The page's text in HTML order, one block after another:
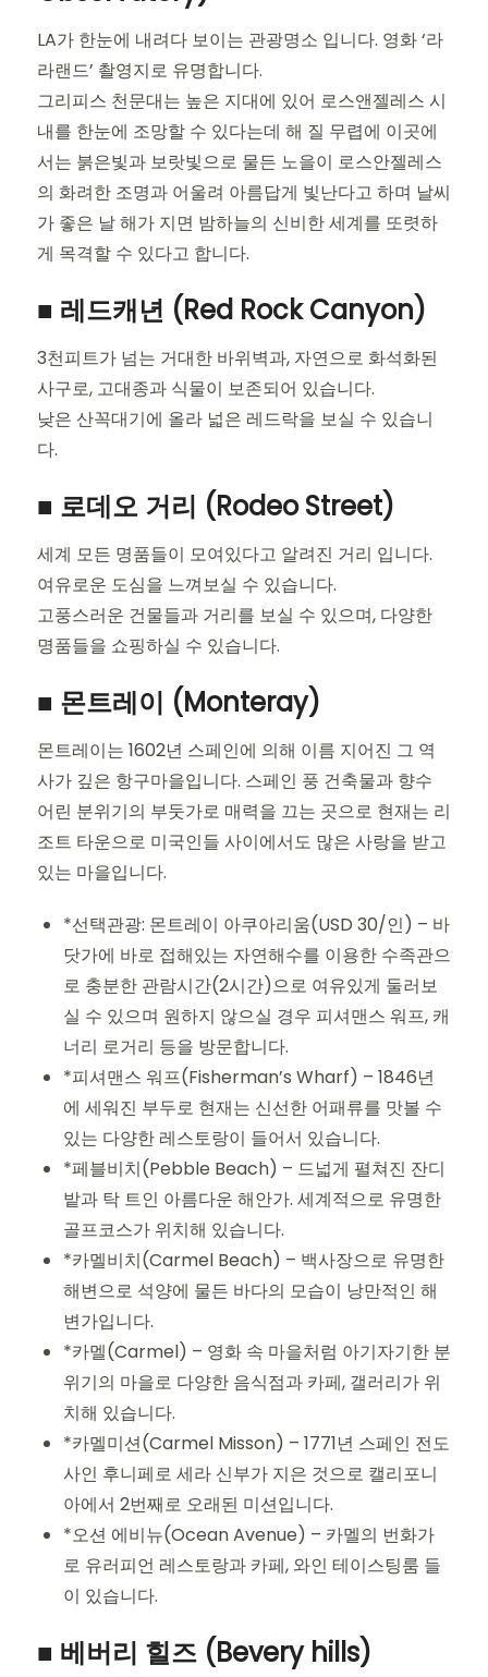
LA가 한눈에 내려다 보이는 관광명소 입니다. 영화 ‘라
라랜드’ 촬영지로 유명합니다.
그리피스 천문대는 높은 지대에 있어 로스앤젤레스 시
내를 한눈에 조망할 수 있다는데 해 질 무렵에 이곳에
서는 붉은빛과 보랏빛으로 물든 노을이 로스안젤레스
의 화려한 조명과 어울려 아름답게 빛난다고 하며 날씨
가 좋은 날 해가 지면 밤하늘의 신비한 세계를 또렷하
게 목격할 수 있다고 합니다.
■ 레드캐년 (Red Rock Canyon)
3천피트가 넘는 거대한 바위벽과, 자연으로 화석화된
사구로, 고대종과 식물이 보존되어 있습니다.
낮은 산꼭대기에 올라 넓은 레드락을 보실 수 있습니
다.
■ 로데오 거리 (Rodeo Street)
세계 모든 명품들이 모여있다고 알려진 거리 입니다.
여유로운 도심을 느껴보실 수 있습니다.
고풍스러운 건물들과 거리를 보실 수 있으며, 다양한
명품들을 쇼핑하실 수 있습니다.
■ 몬트레이 (Monteray)
몬트레이는 1602년 스페인에 의해 이름 지어진 그 역
사가 깊은 항구마을입니다. 스페인 풍 건축물과 향수
어린 분위기의 부둣가로 매력을 끄는 곳으로 현재는 리
조트 타운으로 미국인들 사이에서도 많은 사랑을 받고
있는 마을입니다.
*선택관광: 몬트레이 아쿠아리움(USD 30/인) – 바
닷가에 바로 접해있는 자연해수를 이용한 수족관으
로 충분한 관람시간(2시간)으로 여유있게 둘러보
실 수 있으며 원하지 않으실 경우 피셔맨스 워프, 캐
너리 로거리 등을 방문합니다.
*피셔맨스 워프(Fisherman’s Wharf) – 1846년
에 세워진 부두로 현재는 신선한 어패류를 맛볼 수
있는 다양한 레스토랑이 들어서 있습니다.
*페블비치(Pebble Beach) – 드넓게 펼쳐진 잔디
밭과 탁 트인 아름다운 해안가. 세계적으로 유명한
골프코스가 위치해 있습니다.
*카멜비치(Carmel Beach) – 백사장으로 유명한
해변으로 석양에 물든 바다의 모습이 낭만적인 해
변가입니다.
*카멜(Carmel) – 영화 속 마을처럼 아기자기한 분
위기의 마을로 다양한 음식점과 카페, 갤러리가 위
치해 있습니다.
*카멜미션(Carmel Misson) – 1771년 스페인 전도
사인 후니페로 세라 신부가 지은 것으로 캘리포니
아에서 2번째로 오래된 미션입니다.
*오션 에비뉴(Ocean Avenue) – 카멜의 번화가
로 유러피언 레스토랑과 카페, 와인 테이스팅룸 들
이 있습니다.
■ 베버리 힐즈 (Bevery hills)